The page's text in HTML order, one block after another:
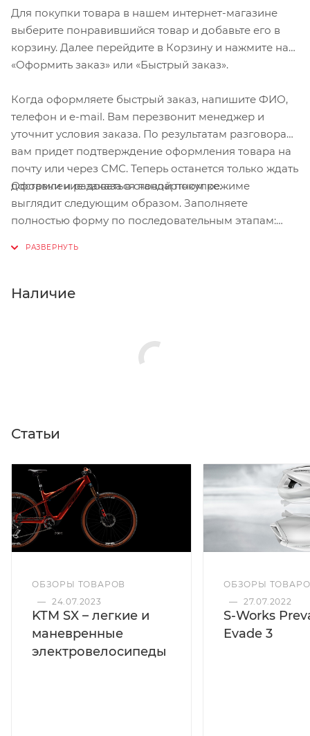
Для покупки товара в нашем интернет-магазине
выберите понравившийся товар и добавьте его в
корзину. Далее перейдите в Корзину и нажмите на
«Оформить заказ» или «Быстрый заказ».
Когда оформляете быстрый заказ, напишите ФИО,
телефон и e-mail. Вам перезвонит менеджер и
уточнит условия заказа. По результатам разговора
вам придет подтверждение оформления товара на
почту или через СМС. Теперь останется только ждать
доставки и радоваться новой покупке.
Оформление заказа в стандартном режиме
выглядит следующим образом. Заполняете
полностью форму по последовательным этапам:
Нажмите кнопку «Оформить заказ».
Наличие
Статьи
ОБЗОРЫ ТОВАРОВ
— 24.07.2023
KTM SX – легкие и
маневренные
электровелосипеды
ОБЗОРЫ
— 27.07.2022
S-Works
Evade 3